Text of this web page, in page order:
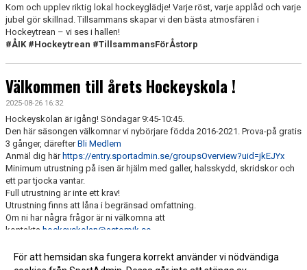
Kom och upplev riktig lokal hockeyglädje! Varje röst, varje applåd och varje
jubel gör skillnad. Tillsammans skapar vi den bästa atmosfären i
Hockeytrean – vi ses i hallen!
#ÅIK #Hockeytrean #TillsammansFörÅstorp
Välkommen till årets Hockeyskola !
2025-08-26 16:32
Hockeyskolan är igång! Söndagar 9:45-10:45.
Den här säsongen välkomnar vi nybörjare födda 2016-2021. Prova-på gratis
3 gånger, därefterBli Medlem
Anmäl dig härhttps://entry.sportadmin.se/groupsOverview?uid=jkEJYx
Minimum utrustning på isen är hjälm med galler, halsskydd, skridskor och
ett par tjocka vantar.
Full utrustning är inte ett krav!
Utrustning finns att låna i begränsad omfattning.
Om ni har några frågor är ni välkomna att
kontakta hockeyskolan@astorpik.se
För att hemsidan ska fungera korrekt använder vi nödvändiga